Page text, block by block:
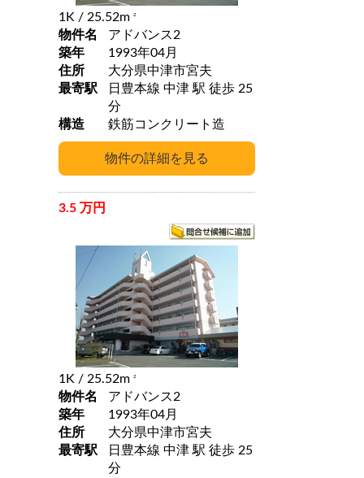
1K / 25.52m 2
物件名
アドバンス2
築年
1993年04月
住所
大分県中津市宮夫
最寄駅
日豊本線 中津 駅 徒歩 25
分
構造
鉄筋コンクリート造
3.5 万円
1K / 25.52m 2
物件名
アドバンス2
築年
1993年04月
住所
大分県中津市宮夫
最寄駅
日豊本線 中津 駅 徒歩 25
分